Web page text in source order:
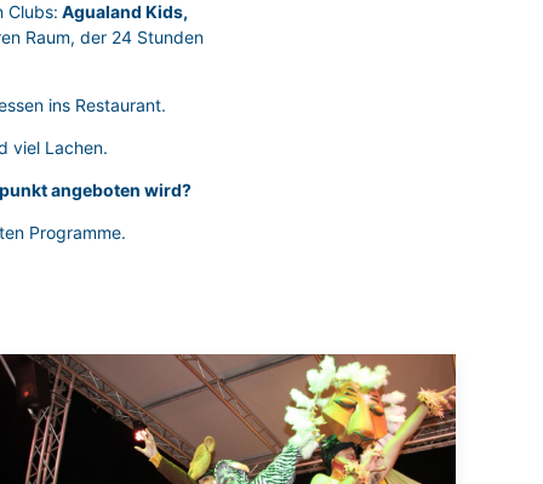
Clubs: Agualand Kids,
Raum, der 24 Stunden
ins Restaurant.
viel Lachen.
angeboten wird?
Programme.